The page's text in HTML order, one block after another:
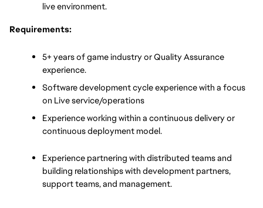
live environment.
Requirements:
5+ years of game industry or Quality Assurance
experience.
Software development cycle experience with a focus
on Live service/operations
Experience working within a continuous delivery or
continuous deployment model.
Experience partnering with distributed teams and
building relationships with development partners,
support teams, and management.